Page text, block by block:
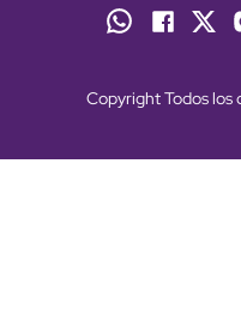
Copyright Todos